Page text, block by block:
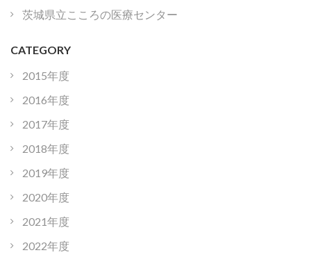
茨城県立こころの医療センター
CATEGORY
2015年度
2016年度
2017年度
2018年度
2019年度
2020年度
2021年度
2022年度